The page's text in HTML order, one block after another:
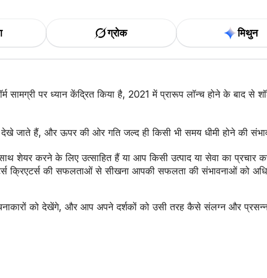
ग्रोक मिथुन
पर ध्यान केंद्रित किया है, 2021 में प्रारूप लॉन्च होने के बाद से
जाते हैं, और ऊपर की ओर गति जल्द ही किसी भी समय धीमी होने की
शेयर करने के लिए उत्साहित हैं या आप किसी उत्पाद या सेवा का प्रचार
क्रिएटर्स की सफलताओं से सीखना आपकी सफलता की संभावनाओं को
को देखेंगे, और आप अपने दर्शकों को उसी तरह कैसे संलग्न और